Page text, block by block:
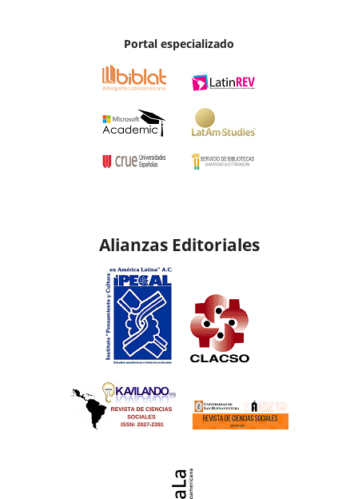
Portal especializado
Alianzas Editoriales